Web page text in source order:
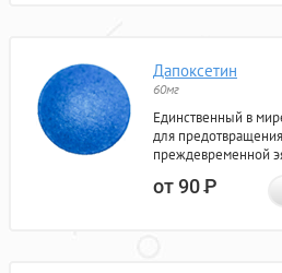
Дапоксетин
60мг
Единственный в
для предотвращения
преждевременной
от 90Р